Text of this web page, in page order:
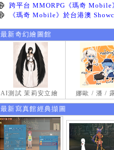
最新奇幻繪圖館
AI測試 茉莉安立繪 娜歐 / 潘 /
最新寫真館經典擷圖